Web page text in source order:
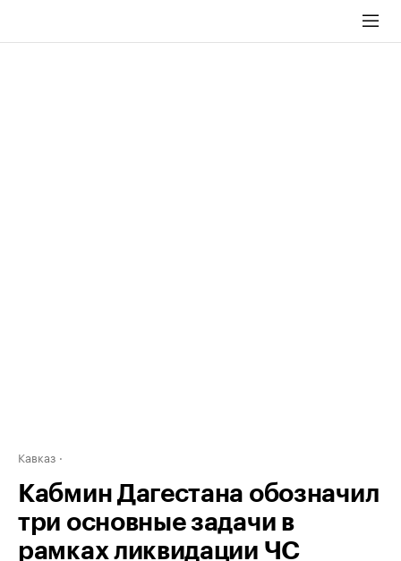
Кавказ
Кабмин Дагестана обозначил
три основные задачи в
рамках ликвидации ЧС